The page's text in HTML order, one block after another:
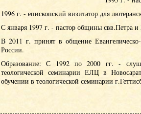
1996 г. - епископский визитатор для
С января 1997 г. - пастор общины свв.Петра
В 2011 г. принят в общение
России.
Образование: С 1992 по 2000 гг. -
теологической семинарии ЕЛЦ в
обучении в теологической семинарии